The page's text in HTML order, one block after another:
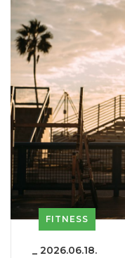
FITNESS
_ 2026.06.18.